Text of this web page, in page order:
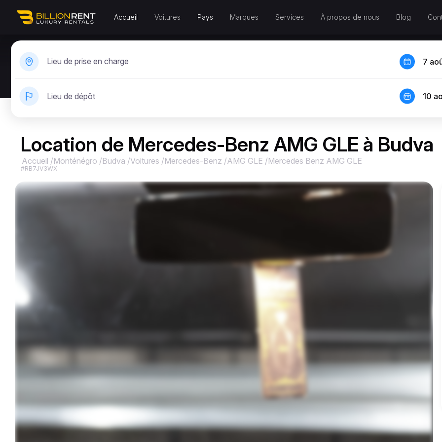
Accueil Voitures Pays Marques Services À propos de nous Blog
Lieu de prise en charge
Lieu de dépôt
7
10
Location de Mercedes-Benz AMG GLE à Budva
Accueil /Monténégro /Budva /Voitures /Mercedes-Benz /AMG GLE /Mercedes Benz AMG GLE
#RB7JV3WX